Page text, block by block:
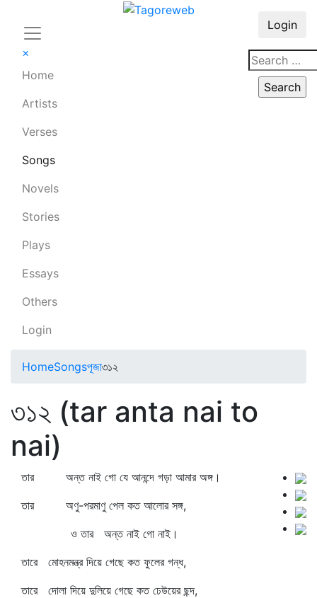
×
Home
Artists
Verses
Songs
Novels
Stories
Plays
Essays
Others
Login
Login
HomeSongsপূজা৩১২
৩১২ (tar anta nai to
nai)
তার অন্ত নাই গো যে আনন্দে গড়া আমার অঙ্গ।
তার অণু-পরমাণু পেল কত আলোর সঙ্গ,
ও তার অন্ত নাই গো নাই।
তারে মোহনমন্ত্র দিয়ে গেছে কত ফুলের গন্ধ,
তারে দোলা দিয়ে দুলিয়ে গেছে কত ঢেউয়ের ছন্দ,